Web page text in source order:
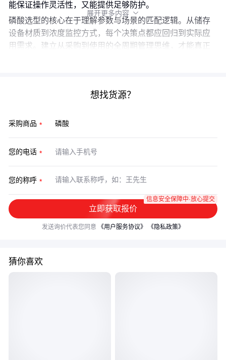
能保证操作灵活性，又能提供足够防护。
磷酸选型的核心在于理解参数与场景的匹配逻辑。从储存
设备材质到浓度监控方式，每个决策点都应回归到实际应
用需求。建立从采购到使用的全周期管理思维，才能真正
展开更多内容 
想找货源？
采购商品
您的电话
您的称呼
立即获取报价
信息安全保障中·放心提交
发送询价代表您同意 《用户服务协议》 《隐私政策》
猜你喜欢